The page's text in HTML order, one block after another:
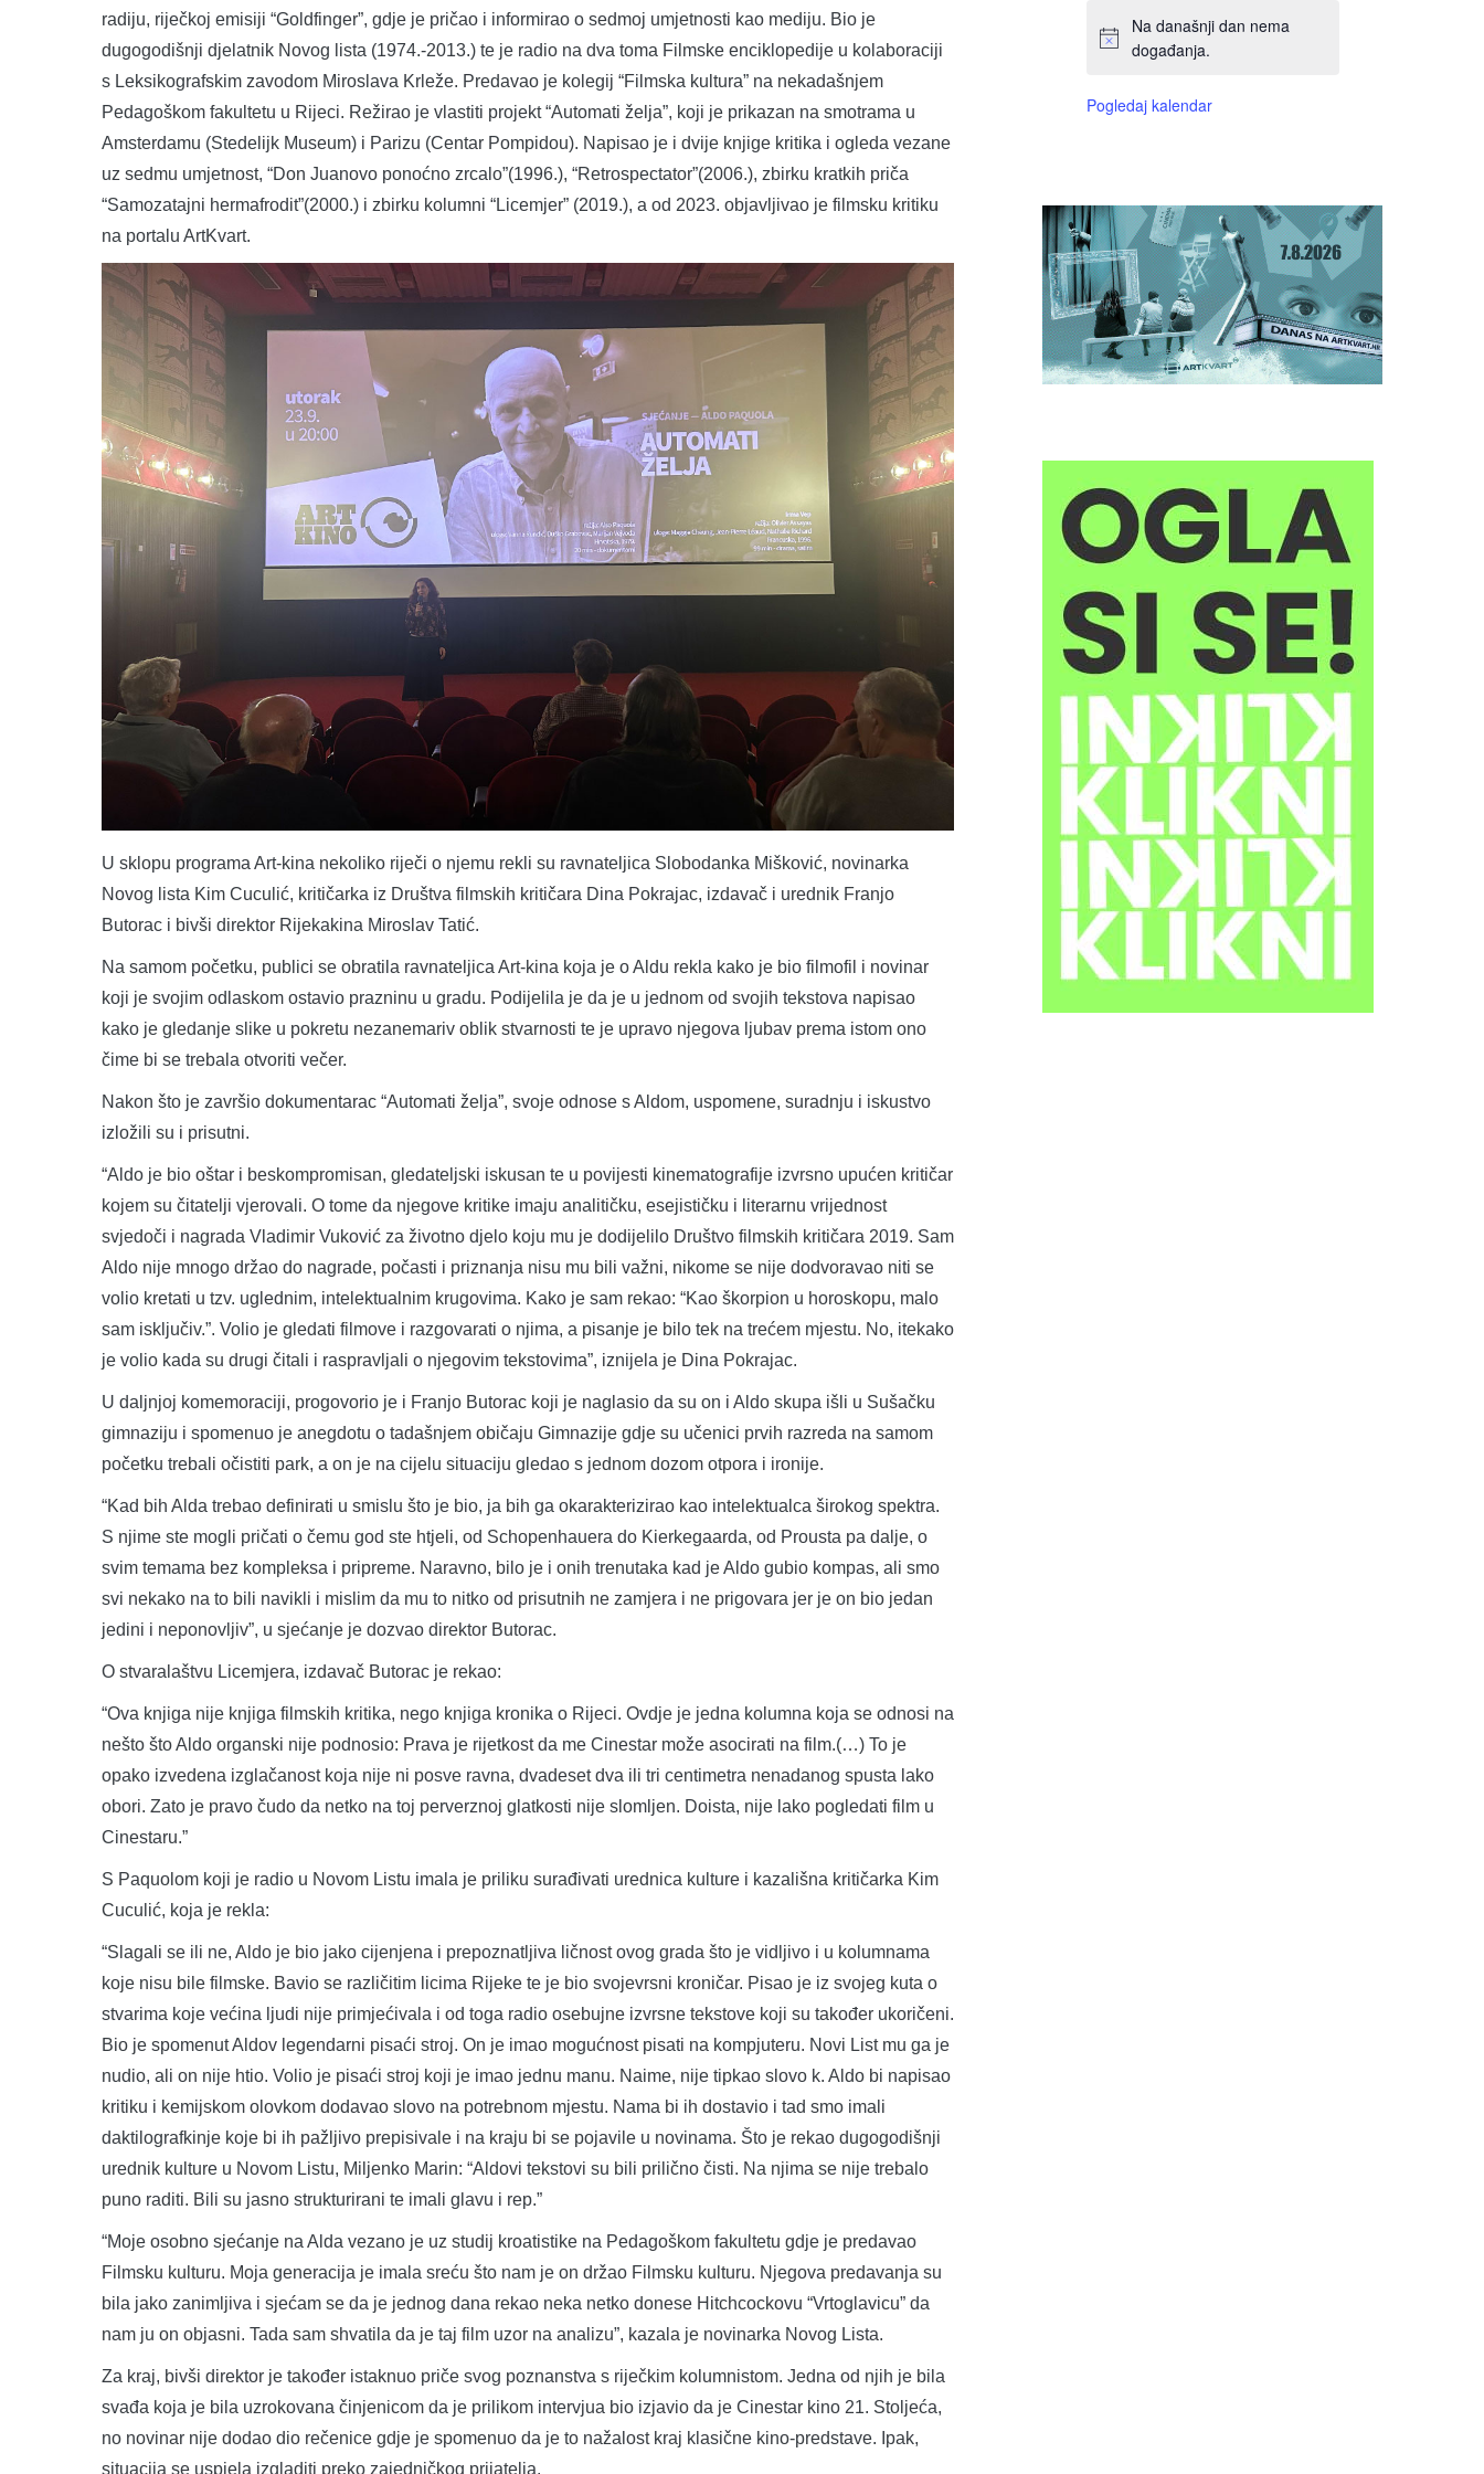
radiju, riječkoj emisiji “Goldfinger”, gdje je pričao i informirao o sedmoj umjetnosti kao mediju. Bio je
dugogodišnji djelatnik Novog lista (1974.-2013.) te je radio na dva toma Filmske enciklopedije u kolaboraciji
s Leksikografskim zavodom Miroslava Krleže. Predavao je kolegij “Filmska kultura” na nekadašnjem
Pedagoškom fakultetu u Rijeci. Režirao je vlastiti projekt “Automati želja”, koji je prikazan na smotrama u
Amsterdamu (Stedelijk Museum) i Parizu (Centar Pompidou). Napisao je i dvije knjige kritika i ogleda vezane
uz sedmu umjetnost, “Don Juanovo ponoćno zrcalo”(1996.), “Retrospectator”(2006.), zbirku kratkih priča
“Samozatajni hermafrodit”(2000.) i zbirku kolumni “Licemjer” (2019.), a od 2023. objavljivao je filmsku kritiku
na portalu ArtKvart.
U sklopu programa Art-kina nekoliko riječi o njemu rekli su ravnateljica Slobodanka Mišković, novinarka
Novog lista Kim Cuculić, kritičarka iz Društva filmskih kritičara Dina Pokrajac, izdavač i urednik Franjo
Butorac i bivši direktor Rijekakina Miroslav Tatić.
Na samom početku, publici se obratila ravnateljica Art-kina koja je o Aldu rekla kako je bio filmofil i novinar
koji je svojim odlaskom ostavio prazninu u gradu. Podijelila je da je u jednom od svojih tekstova napisao
kako je gledanje slike u pokretu nezanemariv oblik stvarnosti te je upravo njegova ljubav prema istom ono
čime bi se trebala otvoriti večer.
Nakon što je završio dokumentarac “Automati želja”, svoje odnose s Aldom, uspomene, suradnju i iskustvo
izložili su i prisutni.
“Aldo je bio oštar i beskompromisan, gledateljski iskusan te u povijesti kinematografije izvrsno upućen kritičar
kojem su čitatelji vjerovali. O tome da njegove kritike imaju analitičku, esejističku i literarnu vrijednost
svjedoči i nagrada Vladimir Vuković za životno djelo koju mu je dodijelilo Društvo filmskih kritičara 2019. Sam
Aldo nije mnogo držao do nagrade, počasti i priznanja nisu mu bili važni, nikome se nije dodvoravao niti se
volio kretati u tzv. uglednim, intelektualnim krugovima. Kako je sam rekao: “Kao škorpion u horoskopu, malo
sam isključiv.”. Volio je gledati filmove i razgovarati o njima, a pisanje je bilo tek na trećem mjestu. No, itekako
je volio kada su drugi čitali i raspravljali o njegovim tekstovima”, iznijela je Dina Pokrajac.
U daljnjoj komemoraciji, progovorio je i Franjo Butorac koji je naglasio da su on i Aldo skupa išli u Sušačku
gimnaziju i spomenuo je anegdotu o tadašnjem običaju Gimnazije gdje su učenici prvih razreda na samom
početku trebali očistiti park, a on je na cijelu situaciju gledao s jednom dozom otpora i ironije.
“Kad bih Alda trebao definirati u smislu što je bio, ja bih ga okarakterizirao kao intelektualca širokog spektra.
S njime ste mogli pričati o čemu god ste htjeli, od Schopenhauera do Kierkegaarda, od Prousta pa dalje, o
svim temama bez kompleksa i pripreme. Naravno, bilo je i onih trenutaka kad je Aldo gubio kompas, ali smo
svi nekako na to bili navikli i mislim da mu to nitko od prisutnih ne zamjera i ne prigovara jer je on bio jedan
jedini i neponovljiv”, u sjećanje je dozvao direktor Butorac.
O stvaralaštvu Licemjera, izdavač Butorac je rekao:
“Ova knjiga nije knjiga filmskih kritika, nego knjiga kronika o Rijeci. Ovdje je jedna kolumna koja se odnosi na
nešto što Aldo organski nije podnosio: Prava je rijetkost da me Cinestar može asocirati na film.(…) To je
opako izvedena izglačanost koja nije ni posve ravna, dvadeset dva ili tri centimetra nenadanog spusta lako
obori. Zato je pravo čudo da netko na toj perverznoj glatkosti nije slomljen. Doista, nije lako pogledati film u
Cinestaru.”
S Paquolom koji je radio u Novom Listu imala je priliku surađivati urednica kulture i kazališna kritičarka Kim
Cuculić, koja je rekla:
“Slagali se ili ne, Aldo je bio jako cijenjena i prepoznatljiva ličnost ovog grada što je vidljivo i u kolumnama
koje nisu bile filmske. Bavio se različitim licima Rijeke te je bio svojevrsni kroničar. Pisao je iz svojeg kuta o
stvarima koje većina ljudi nije primjećivala i od toga radio osebujne izvrsne tekstove koji su također ukoričeni.
Bio je spomenut Aldov legendarni pisaći stroj. On je imao mogućnost pisati na kompjuteru. Novi List mu ga je
nudio, ali on nije htio. Volio je pisaći stroj koji je imao jednu manu. Naime, nije tipkao slovo k. Aldo bi napisao
kritiku i kemijskom olovkom dodavao slovo na potrebnom mjestu. Nama bi ih dostavio i tad smo imali
daktilografkinje koje bi ih pažljivo prepisivale i na kraju bi se pojavile u novinama. Što je rekao dugogodišnji
urednik kulture u Novom Listu, Miljenko Marin: “Aldovi tekstovi su bili prilično čisti. Na njima se nije trebalo
puno raditi. Bili su jasno strukturirani te imali glavu i rep.”
“Moje osobno sjećanje na Alda vezano je uz studij kroatistike na Pedagoškom fakultetu gdje je predavao
Filmsku kulturu. Moja generacija je imala sreću što nam je on držao Filmsku kulturu. Njegova predavanja su
bila jako zanimljiva i sjećam se da je jednog dana rekao neka netko donese Hitchcockovu “Vrtoglavicu” da
nam ju on objasni. Tada sam shvatila da je taj film uzor na analizu”, kazala je novinarka Novog Lista.
Za kraj, bivši direktor je također istaknuo priče svog poznanstva s riječkim kolumnistom. Jedna od njih je bila
svađa koja je bila uzrokovana činjenicom da je prilikom intervjua bio izjavio da je Cinestar kino 21. Stoljeća,
no novinar nije dodao dio rečenice gdje je spomenuo da je to nažalost kraj klasične kino-predstave. Ipak,
situacija se uspjela izgladiti preko zajedničkog prijatelja.
Na današnji dan nema
događanja.
Pogledaj kalendar